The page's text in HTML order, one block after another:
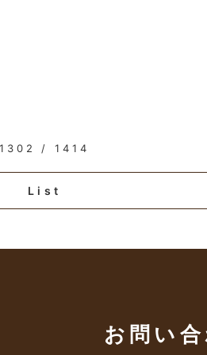
/ 1414
List
お問い